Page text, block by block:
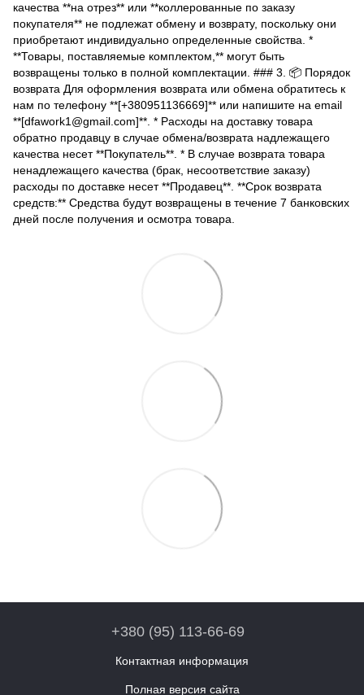
качества **на отрез** или **коллерованные по заказу
покупателя** не подлежат обмену и возврату, поскольку они
приобретают индивидуально определенные свойства. *
**Товары, поставляемые комплектом,** могут быть
возвращены только в полной комплектации. ### 3. 📦 Порядок
возврата Для оформления возврата или обмена обратитесь к
нам по телефону **[+380951136669]** или напишите на email
**[dfawork1@gmail.com]**. * Расходы на доставку товара
обратно продавцу в случае обмена/возврата надлежащего
качества несет **Покупатель**. * В случае возврата товара
ненадлежащего качества (брак, несоответствие заказу)
расходы по доставке несет **Продавец**. **Срок возврата
средств:** Средства будут возвращены в течение 7 банковских
дней после получения и осмотра товара.
+380 (95) 113-66-69
Контактная информация
Полная версия сайта